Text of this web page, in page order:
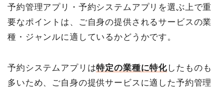
予約管理アプリ・予約システムアプリを選ぶ上で重
要なポイントは、ご自身の提供されるサービスの業
種・ジャンルに適しているかどうかです。
予約システムアプリは特定の業種に特化したものも
多いため、ご自身の提供サービスに適した予約管理